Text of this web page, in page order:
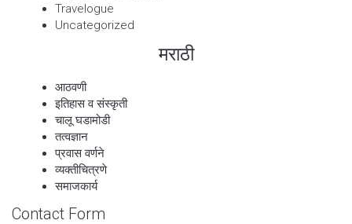
Travelogue
Uncategorized
मराठी
आठवणी
इतिहास व संस्कृती
चालू घडामोडी
तत्वज्ञान
प्रवास वर्णने
व्यक्तीचित्रणे
समाजकार्य
Contact Form